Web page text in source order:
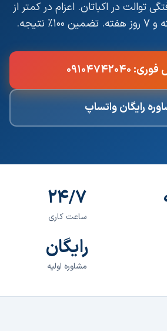
توالت دراکباتان. اعزام در کمتر از
فوری: ۰۹۱۰۴۷۴۲۰۴۰
رایگان واتساپ
۲۴/۷
ساعت کاری
رایگان
مشاوره اولیه